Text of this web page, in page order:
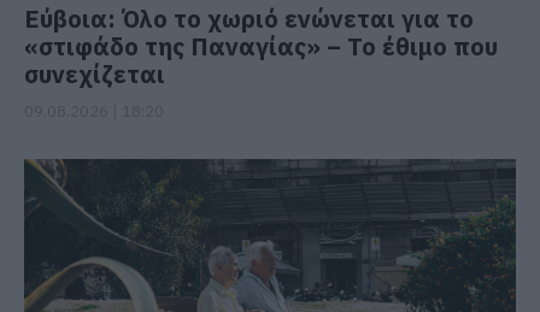
Εύβοια: Όλο το χωριό ενώνεται για το
«στιφάδο της Παναγίας» – Το έθιμο που
συνεχίζεται